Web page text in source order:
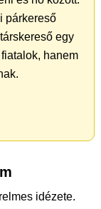
párkereső
egy
hanem
idézete.